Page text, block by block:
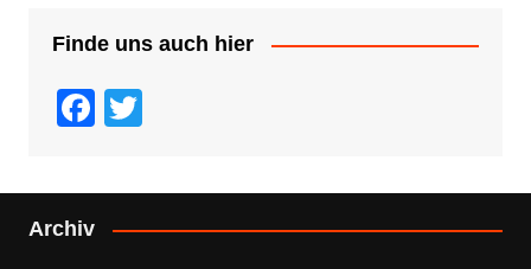
Finde uns auch hier
F
c
e
tt
er
Archiv